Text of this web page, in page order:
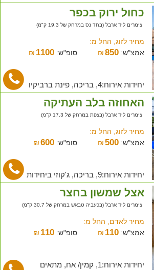
כחול ירוק בכפר
צימרים ליד ארבל (בחד נס במרחק של 19.3 ק"מ)
מחיר לזוג, החל מ:
אמצ"ש:
₪850 סופ"ש: ₪ 1100
יחידות אירוח:4, בריכה, פינת ברביקיו
האחוזה בלב העתיקה
צימרים ליד ארבל (בצפת במרחק של 17.3 ק"מ)
מחיר לזוג, החל מ:
אמצ"ש:
₪500 סופ"ש: ₪ 600
יחידות אירוח:9, בריכה, ג'קוזי ביחידות
אצל שמשון בחצר
צימרים ליד ארבל (בכעביה טבאש במרחק של 30.7 ק"מ)
מחיר לאדם, החל מ:
אמצ"ש:
₪ 110 סופ"ש: ₪ 110
יחידות אירוח:1, קמין/ אח, מתאים